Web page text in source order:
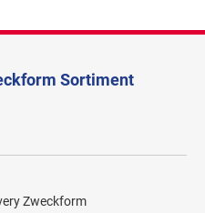
Sortiment
Zweckform